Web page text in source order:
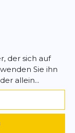
der sich auf
Sie ihn
allein...